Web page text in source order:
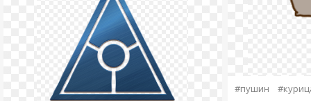
#пушин